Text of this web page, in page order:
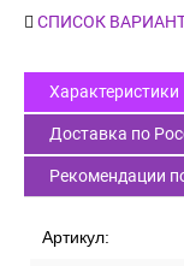
СПИСОК
Характеристики
Доставка по
Рекомендации
Артикул: